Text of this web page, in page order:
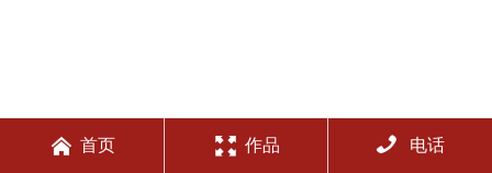
 首页  作品  电话